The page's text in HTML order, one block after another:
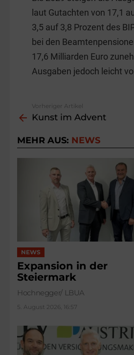
laut Gutachten von 17,1
3,5 auf 3,8 Prozent des
bei den
17,6 Milliarden Euro
Ausgaben jedoch leicht
more
Vorheriger Artikel
Kunst im Advent
MEHR AUS: NEWS
NEWS
Expansion in der
Steiermark
Hochnegger/ LBUA
5. August 2026, 16:57